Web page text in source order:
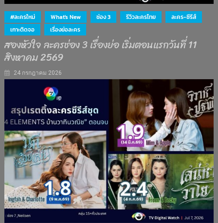
#ละครใหม่ What's New ช่อง 3 รีวิวละครไทย
ละคร-ซีรีส์
เกาะติดจอ
เรื่องย่อละคร
สองหัวใจ ละครช่อง 3 เรื่องย่อ เริ่มตอนแรกวันที่ 11
สิงหาคม 2569
24 กรกฎาคม 2026